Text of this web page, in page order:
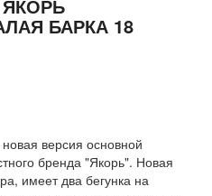
БАРКА 18
версия основной
бренда "Якорь". Новая
имеет два бегунка на